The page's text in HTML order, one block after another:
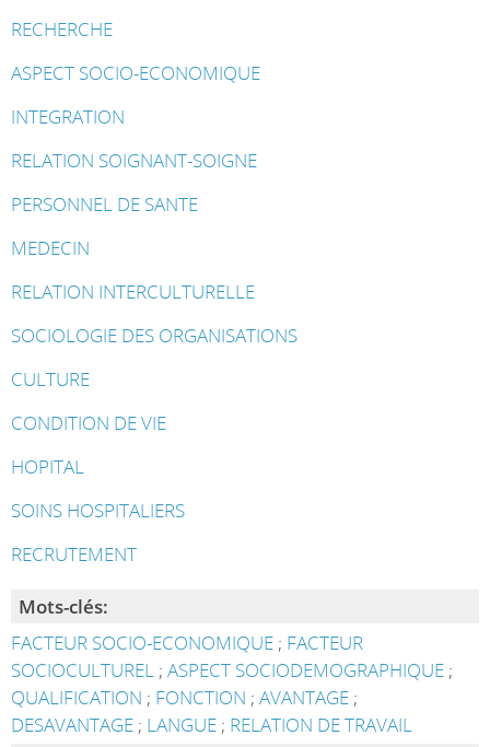
RECHERCHE
ASPECT SOCIO-ECONOMIQUE
INTEGRATION
RELATION SOIGNANT-SOIGNE
PERSONNEL DE SANTE
MEDECIN
RELATION INTERCULTURELLE
SOCIOLOGIE DES ORGANISATIONS
CULTURE
CONDITION DE VIE
HOPITAL
SOINS HOSPITALIERS
RECRUTEMENT
Mots-clés:
FACTEUR SOCIO-ECONOMIQUE ; FACTEUR
SOCIOCULTUREL ; ASPECT SOCIODEMOGRAPHIQUE ;
QUALIFICATION ; FONCTION ; AVANTAGE ;
DESAVANTAGE ; LANGUE ; RELATION DE TRAVAIL